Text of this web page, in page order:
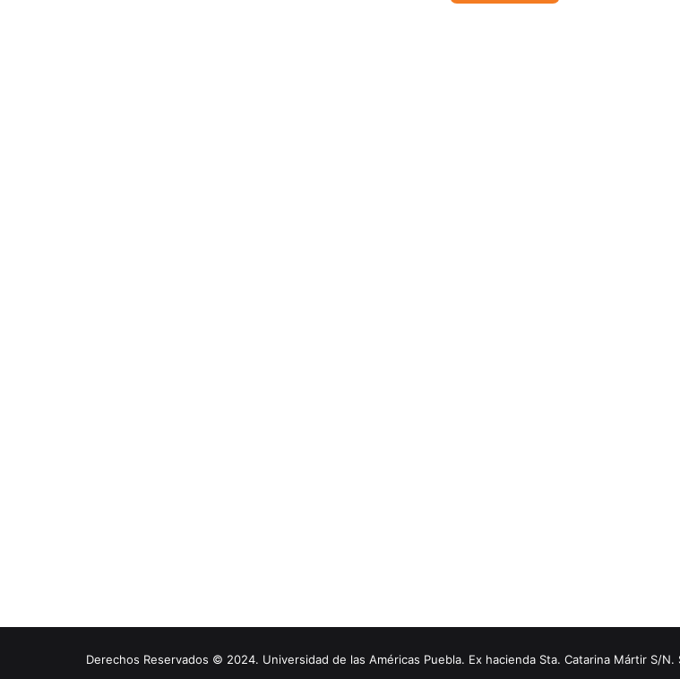
Derechos Reservados © 2024. Universidad de las Américas Puebla. Ex hacienda Sta. Catarina Mártir S/